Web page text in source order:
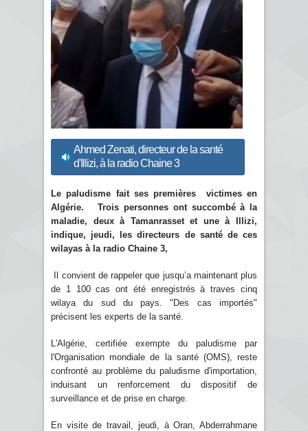
Ahmed Zenati, directeur de la santé
d'Illizi, à la radio Chaine 3
Le paludisme fait ses premières victimes en
Algérie. Trois personnes ont succombé à la
maladie, deux à Tamanrasset et une à Illizi,
indique, jeudi, les directeurs de santé de ces
wilayas à la radio Chaine 3,
Il convient de rappeler que jusqu’a maintenant plus
de 1 100 cas ont été enregistrés à traves cinq
wilaya du sud du pays. "Des cas importés"
précisent les experts de la santé.
L'Algérie, certifiée exempte du paludisme par
l'Organisation mondiale de la santé (OMS), reste
confronté au problème du paludisme d'importation,
induisant un renforcement du dispositif de
surveillance et de prise en charge.
En visite de travail, jeudi, à Oran, Abderrahmane